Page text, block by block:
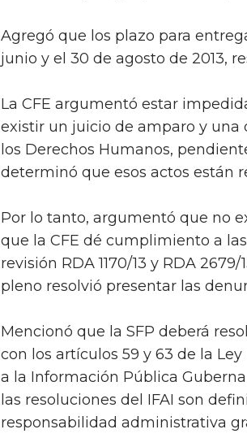
Agregó que los plazo para
junio y el 30 de agosto de 2013,
La CFE argumentó estar
existir un juicio de amparo y una
los Derechos Humanos,
determinó que esos actos están
Por lo tanto, argumentó que no
que la CFE dé cumplimiento a
revisión RDA 1170/13 y RDA
pleno resolvió presentar las
Mencionó que la SFP deberá
con los artículos 59 y 63 de la
a la Información Pública
las resoluciones del IFAI son
responsabilidad administrativa